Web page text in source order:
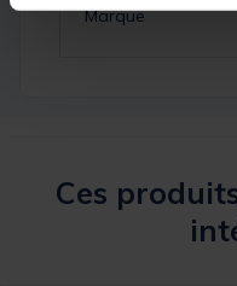
Marque
Ces